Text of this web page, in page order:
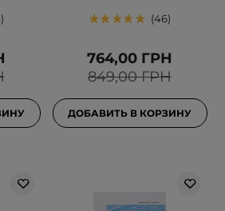
46
849,00 ГРН
764,00 ГРН
ДОБАВИТЬ В КОРЗИНУ